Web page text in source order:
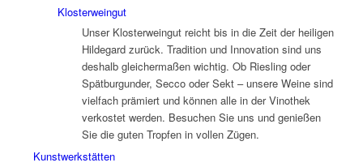
Klosterweingut
Unser Klosterweingut reicht bis in die Zeit der heiligen
Hildegard zurück. Tradition und Innovation sind uns
deshalb gleichermaßen wichtig. Ob Riesling oder
Spätburgunder, Secco oder Sekt – unsere Weine sind
vielfach prämiert und können alle in der Vinothek
verkostet werden. Besuchen Sie uns und genießen
Sie die guten Tropfen in vollen Zügen.
Kunstwerkstätten